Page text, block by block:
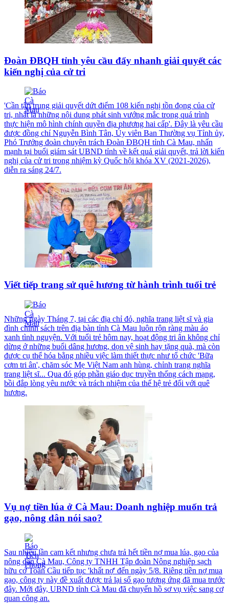
Đoàn ĐBQH tỉnh yêu cầu đẩy nhanh giải quyết các
kiến nghị của cử tri
'Cần tập trung giải quyết dứt điểm 108 kiến nghị tồn đọng của cử
tri, nhất là những nội dung phát sinh vướng mắc trong quá trình
thực hiện mô hình chính quyền địa phương hai cấp'. Đây là yêu cầu
được đồng chí Nguyễn Bình Tân, Ủy viên Ban Thường vụ Tỉnh ủy,
Phó Trưởng đoàn chuyên trách Đoàn ĐBQH tỉnh Cà Mau, nhấn
mạnh tại buổi giám sát UBND tỉnh về kết quả giải quyết, trả lời kiến
nghị của cử tri trong nhiệm kỳ Quốc hội khóa XV (2021-2026),
diễn ra sáng 24/7.
Viết tiếp trang sử quê hương từ hành trình tuổi trẻ
Những ngày Tháng 7, tại các địa chỉ đỏ, nghĩa trang liệt sĩ và gia
đình chính sách trên địa bàn tỉnh Cà Mau luôn rộn ràng màu áo
xanh tình nguyện. Với tuổi trẻ hôm nay, hoạt động tri ân không chỉ
dừng ở những buổi dâng hương, dọn vệ sinh hay tặng quà, mà còn
được cụ thể hóa bằng nhiều việc làm thiết thực như tổ chức 'Bữa
cơm tri ân', chăm sóc Mẹ Việt Nam anh hùng, chỉnh trang nghĩa
trang liệt sĩ... Qua đó góp phần giáo dục truyền thống cách mạng,
bồi đắp lòng yêu nước và trách nhiệm của thế hệ trẻ đối với quê
hương.
Vụ nợ tiền lúa ở Cà Mau: Doanh nghiệp muốn trả
gạo, nông dân nói sao?
Sau nhiều lần cam kết nhưng chưa trả hết tiền nợ mua lúa, gạo của
nông dân Cà Mau, Công ty TNHH Tập đoàn Nông nghiệp sạch
hữu cơ Toàn Cầu tiếp tục 'khất nợ' đến ngày 5/8. Riêng tiền nợ mua
gạo, công ty này đề xuất được trả lại số gạo tương ứng đã mua trước
đây. Mới đây, UBND tỉnh Cà Mau đã chuyển hồ sơ vụ việc sang cơ
quan công an.